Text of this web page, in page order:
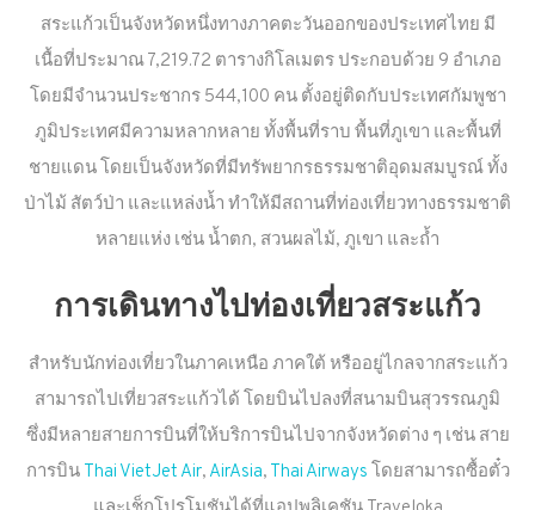
สระแก้วเป็นจังหวัดหนึ่งทางภาคตะวันออกของประเทศไทย มี
เนื้อที่ประมาณ 7,219.72 ตารางกิโลเมตร ประกอบด้วย 9 อำเภอ
โดยมีจำนวนประชากร 544,100 คน ตั้งอยู่ติดกับประเทศกัมพูชา
ภูมิประเทศมีความหลากหลาย ทั้งพื้นที่ราบ พื้นที่ภูเขา และพื้นที่
ชายแดน โดยเป็นจังหวัดที่มีทรัพยากรธรรมชาติอุดมสมบูรณ์ ทั้ง
ป่าไม้ สัตว์ป่า และแหล่งน้ำ ทำให้มีสถานที่ท่องเที่ยวทางธรรมชาติ
หลายแห่ง เช่น น้ำตก, สวนผลไม้, ภูเขา และถ้ำ
การเดินทางไปท่องเที่ยวสระแก้ว
สำหรับนักท่องเที่ยวในภาคเหนือ ภาคใต้ หรืออยู่ไกลจากสระแก้ว
สามารถไปเที่ยวสระแก้วได้ โดยบินไปลงที่สนามบินสุวรรณภูมิ
ซึ่งมีหลายสายการบินที่ให้บริการบินไปจากจังหวัดต่าง ๆ เช่น สาย
การบิน Thai VietJet Air, AirAsia, Thai Airways โดยสามารถซื้อตั๋ว